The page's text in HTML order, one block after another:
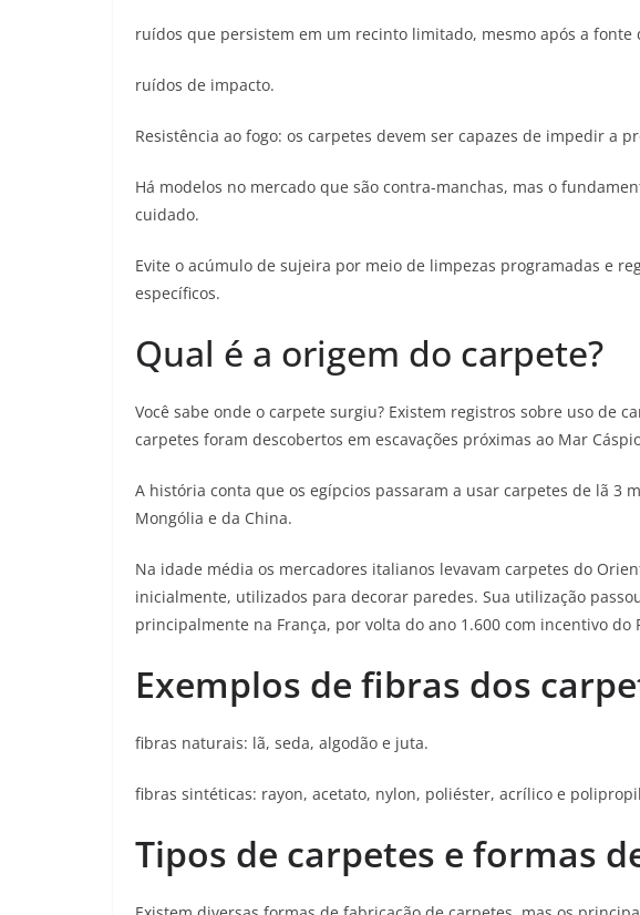
ruídos que persistem em um recinto limitado, mesmo após a fonte
ruídos de impacto.
Resistência ao fogo: os carpetes devem ser capazes de impedir a
Há modelos no mercado que são contra-manchas, mas o
cuidado.
Evite o acúmulo de sujeira por meio de limpezas programadas e
específicos.
Qual é a origem do carpete?
Você sabe onde o carpete surgiu? Existem registros sobre uso de
carpetes foram descobertos em escavações próximas ao Mar
A história conta que os egípcios passaram a usar carpetes de lã 3
Mongólia e da China.
Na idade média os mercadores italianos levavam carpetes do
inicialmente, utilizados para decorar paredes. Sua utilização
principalmente na França, por volta do ano 1.600 com incentivo do
Exemplos de fibras dos
fibras naturais: lã, seda, algodão e juta.
fibras sintéticas: rayon, acetato, nylon, poliéster, acrílico e
Tipos de carpetes e formas